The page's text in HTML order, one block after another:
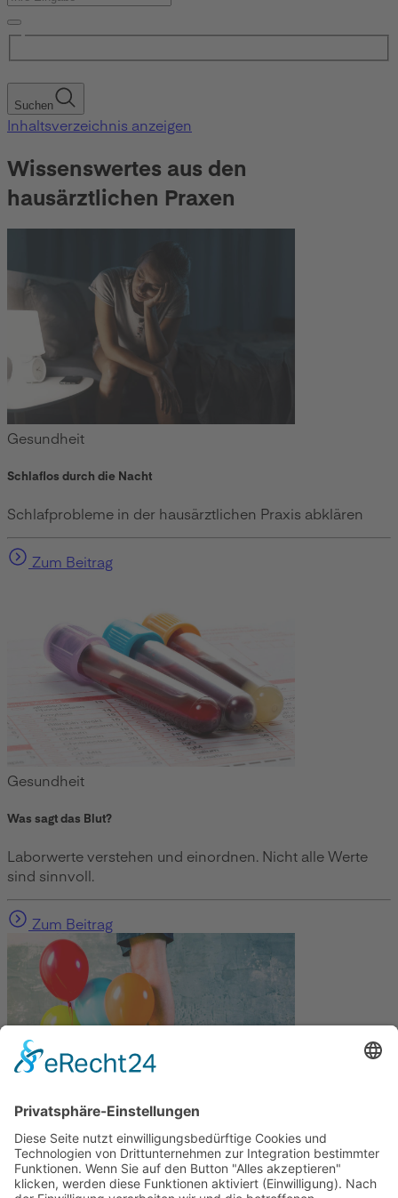
Suchen
Inhaltsverzeichnis anzeigen
Wissenswertes aus den
hausärztlichen Praxen
Gesundheit
Schlaflos durch die Nacht
Schlafprobleme in der hausärztlichen Praxis abklären
Zum Beitrag
Gesundheit
Was sagt das Blut?
Laborwerte verstehen und einordnen. Nicht alle Werte
sind sinnvoll.
Zum Beitrag
Gesundheit
Die Abnehmspritze und ihre Nebenwirkungen